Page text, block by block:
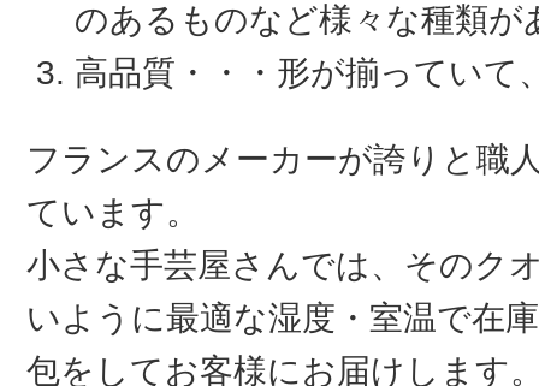
のあるものなど様々な種類が
高品質・・・形が揃っていて
フランスのメーカーが誇りと職
ています。
小さな手芸屋さんでは、そのク
いように最適な湿度・室温で在
包をしてお客様にお届けします